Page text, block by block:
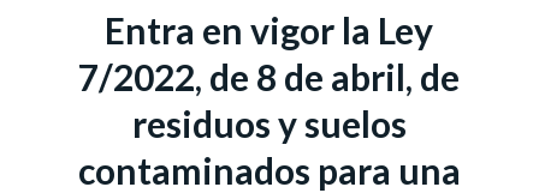
Entra en vigor la Ley
7/2022, de 8 de abril, de
residuos y suelos
contaminados para una